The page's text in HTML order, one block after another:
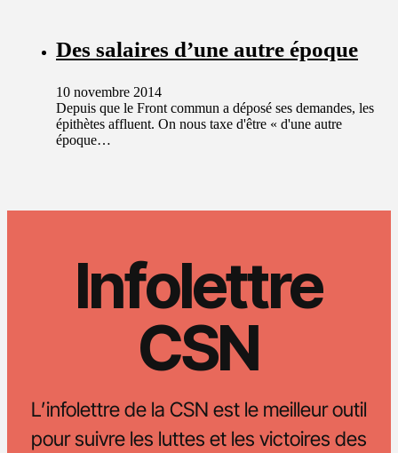
Des salaires d’une autre époque
10 novembre 2014
Depuis que le Front commun a déposé ses demandes, les
épithètes affluent. On nous taxe d'être « d'une autre
époque…
Infolettre
CSN
L’infolettre de la CSN est le meilleur outil
pour suivre les luttes et les victoires des